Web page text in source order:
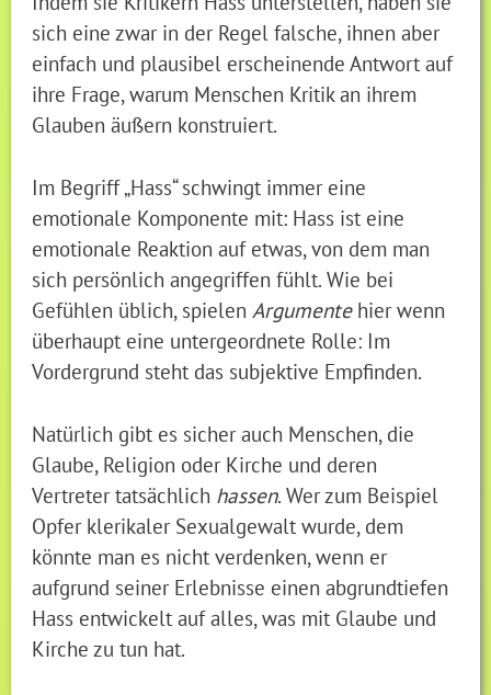
sich eine zwar in der Regel falsche, ihnen aber
einfach und plausibel erscheinende Antwort auf
ihre Frage, warum Menschen Kritik an ihrem
Glauben äußern konstruiert.
Im Begriff „Hass“ schwingt immer eine
emotionale Komponente mit: Hass ist eine
emotionale Reaktion auf etwas, von dem man
sich persönlich angegriffen fühlt. Wie bei
Gefühlen üblich, spielen Argumentehier wenn
überhaupt eine untergeordnete Rolle: Im
Vordergrund steht das subjektive Empfinden.
Natürlich gibt es sicher auch Menschen, die
Glaube, Religion oder Kirche und deren
Vertreter tatsächlich hassen. Wer zum Beispiel
Opfer klerikaler Sexualgewalt wurde, dem
könnte man es nicht verdenken, wenn er
aufgrund seiner Erlebnisse einen abgrundtiefen
Hass entwickelt auf alles, was mit Glaube und
Kirche zu tun hat.